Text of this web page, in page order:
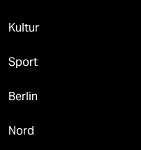
Kultur
Sport
Berlin
Nord